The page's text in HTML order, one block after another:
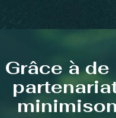
Grâce à